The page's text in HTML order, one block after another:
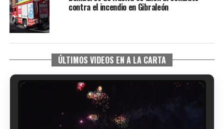
contra el incendio en Gibraleón
ÚLTIMOS VIDEOS EN A LA CARTA